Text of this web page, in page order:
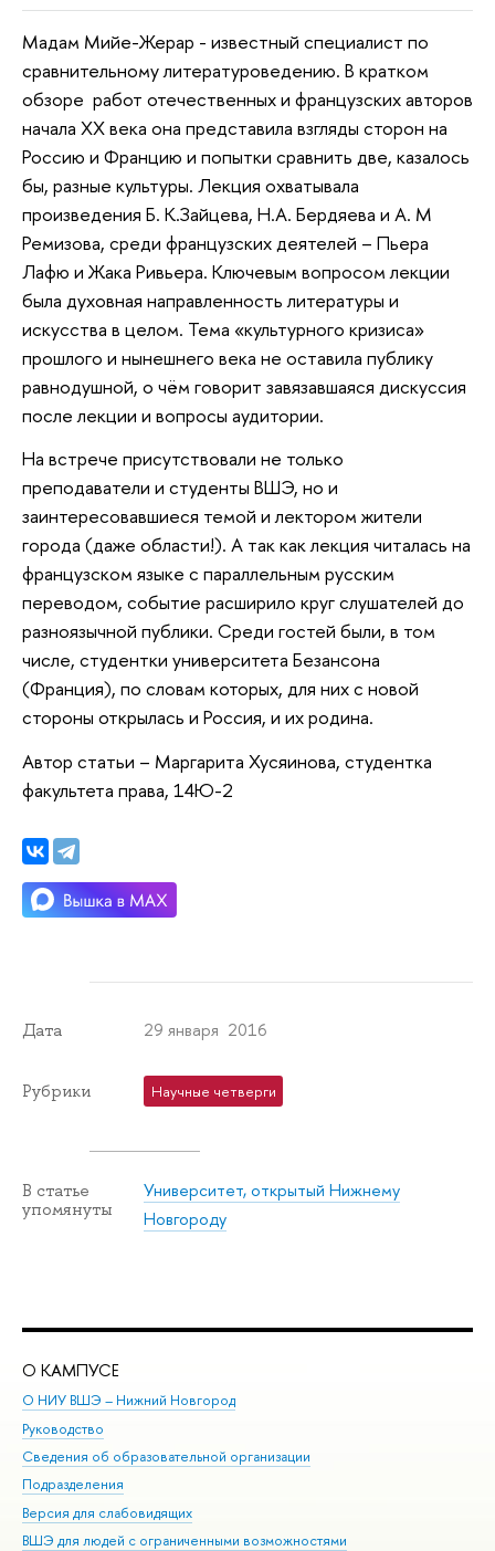
Мадам Мийе-Жерар - известный специалист по
сравнительному литературоведению. В кратком
обзоре работ отечественных и французских авторов
начала ХХ века она представила взгляды сторон на
Россию и Францию и попытки сравнить две, казалось
бы, разные культуры. Лекция охватывала
произведения Б. К.Зайцева, Н.А. Бердяева и А. М
Ремизова, среди французских деятелей – Пьера
Лафю и Жака Ривьера. Ключевым вопросом лекции
была духовная направленность литературы и
искусства в целом. Тема «культурного кризиса»
прошлого и нынешнего века не оставила публику
равнодушной, о чём говорит завязавшаяся дискуссия
после лекции и вопросы аудитории.
На встрече присутствовали не только
преподаватели и студенты ВШЭ, но и
заинтересовавшиеся темой и лектором жители
города (даже области!). А так как лекция читалась на
французском языке с параллельным русским
переводом, событие расширило круг слушателей до
разноязычной публики. Среди гостей были, в том
числе, студентки университета Безансона
(Франция), по словам которых, для них с новой
стороны открылась и Россия, и их родина.
Автор статьи – Маргарита Хусяинова, студентка
факультета права, 14Ю-2
Дата 29 января 2016
Рубрики Научные четверги
В статье
упомянуты
Университет, открытый Нижнему
Новгороду
О КАМПУСЕ
О НИУ ВШЭ – Нижний Новгород
Руководство
Сведения об образовательной организации
Подразделения
Версия для слабовидящих
ВШЭ для людей с ограниченными возможностями